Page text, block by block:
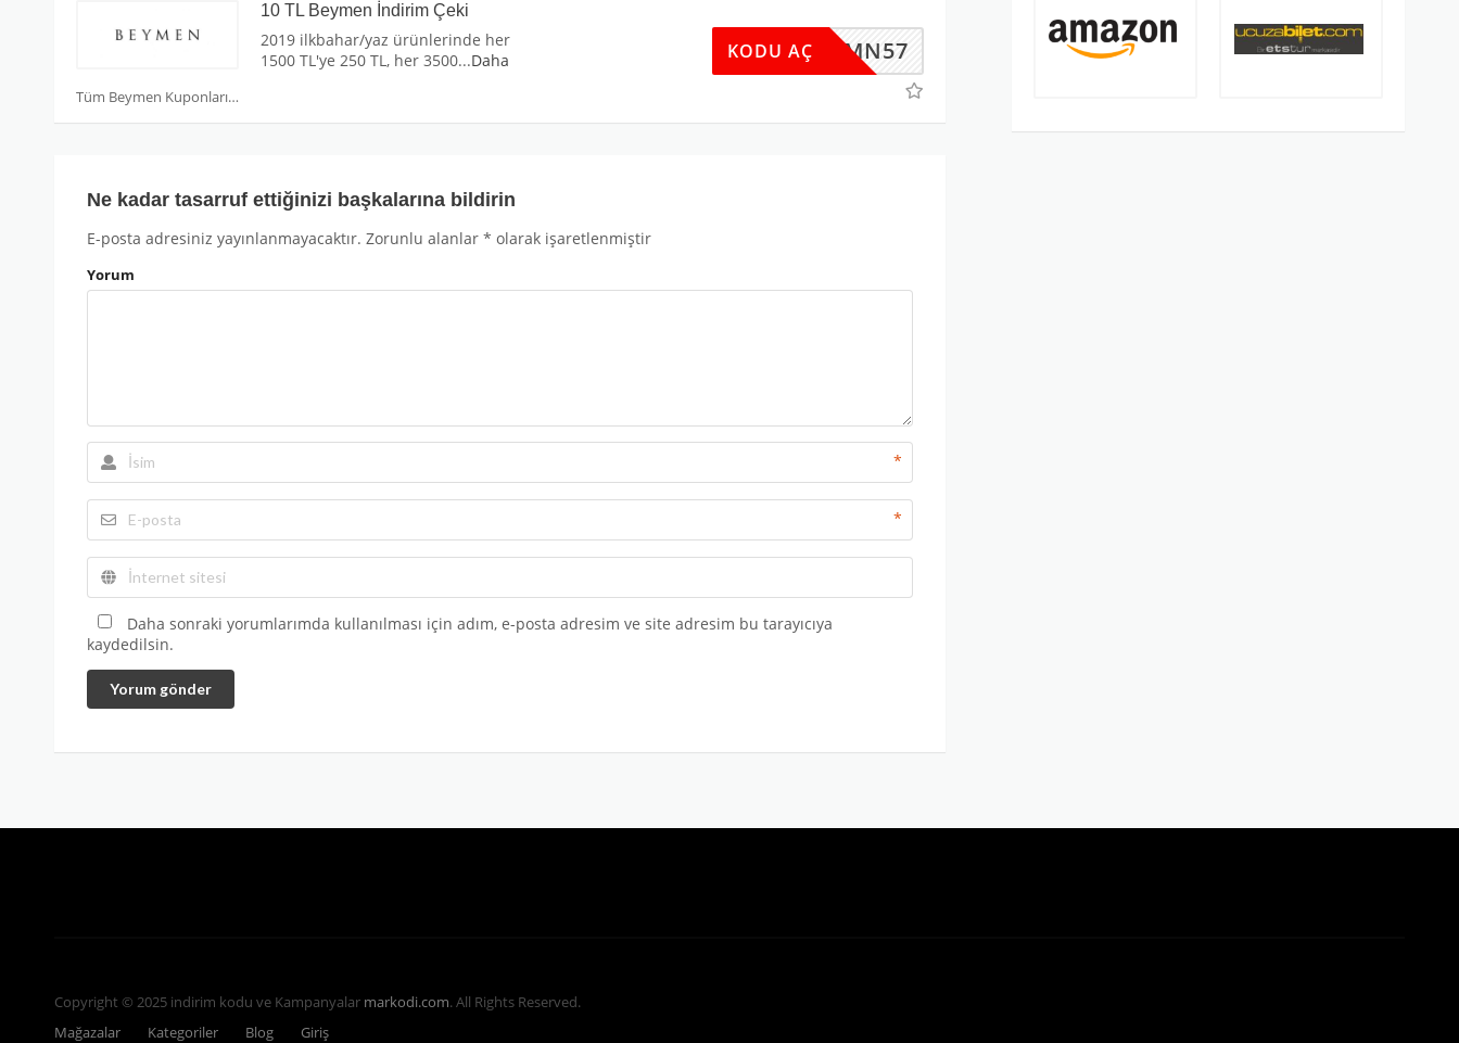
Tüm Beymen Kuponları
10 TL Beymen İndirim Çeki
2019 ilkbahar/yaz ürünlerinde her
1500 TL'ye 250 TL, her 3500...Daha BYMN57
KODU AÇ
Ne kadar tasarruf ettiğinizi başkalarına bildirin
E-posta adresiniz yayınlanmayacaktır. Zorunlu alanlar * olarak işaretlenmiştir
Yorum
*
*
Daha sonraki yorumlarımda kullanılması için adım, e-posta adresim ve site adresim bu tarayıcıya
kaydedilsin.
Yorum gönder
Copyright © 2025 indirim kodu ve Kampanyalar markodi.com. All Rights Reserved.
Mağazalar
Kategoriler Blog Giriş